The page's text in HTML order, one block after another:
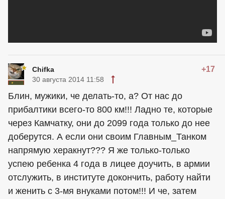
Chifka +17
30 августа 2014 11:58
Блин, мужики, че делать-то, а? От нас до
прибалтики всего-то 800 км!!! Ладно те, которые
через Камчатку, они до 2099 года только до нее
доберутся. А если они своим Главным_Танком
напрямую херакнут??? Я же только-только
успею ребенка 4 года в лицее доучить, в армии
отслужить, в институте докончить, работу найти
и женить с 3-мя внуками потом!!! И че, затем